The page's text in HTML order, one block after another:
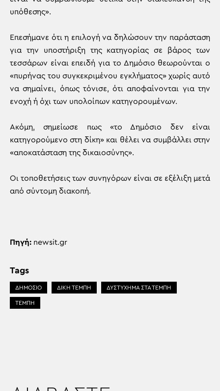
υπόθεσης».
Επεσήμανε ότι η επιλογή να δηλώσουν την παράσταση
για την υποστήριξη της κατηγορίας σε βάρος των
τεσσάρων είναι επειδή για το Δημόσιο θεωρούνται ο
«πυρήνας του συγκεκριμένου εγκλήματος» χωρίς αυτό
να σημαίνει, όπως τόνισε, ότι αποφαίνονται για την
ενοχή ή όχι των υπολοίπων κατηγορουμένων.
Ακόμη, σημείωσε πως «το Δημόσιο δεν είναι
κατηγορούμενο στη δίκη» και θέλει να συμβάλλει στην
«αποκατάσταση της δικαιοσύνης».
Οι τοποθετήσεις των συνηγόρων είναι σε εξέλιξη μετά
από σύντομη διακοπή.
Πηγή: newsit.gr
Tags
ΔΗΜΟΣΙΟ ΔΙΚΗ ΤΕΜΠΗ ΔΥΣΤΥΧΗΜΑ ΣΤΑ ΤΕΜΠΗ
ΤΕΜΠΗ